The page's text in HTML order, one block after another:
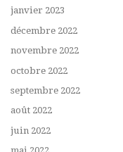
janvier 2023
décembre 2022
novembre 2022
octobre 2022
septembre 2022
août 2022
juin 2022